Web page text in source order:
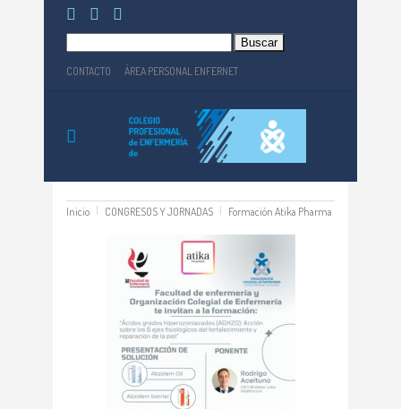
CONTACTO ÁREA PERSONAL ENFERNET
Inicio CONGRESOS Y JORNADAS Formación Atika Pharma